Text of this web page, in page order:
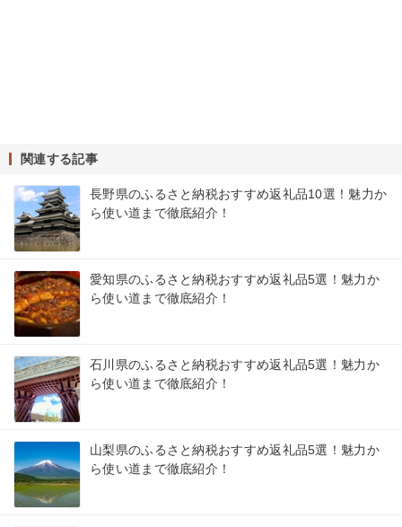
関連する記事
長野県のふるさと納税おすすめ返礼品10選！魅力か
ら使い道まで徹底紹介！
愛知県のふるさと納税おすすめ返礼品5選！魅力か
ら使い道まで徹底紹介！
石川県のふるさと納税おすすめ返礼品5選！魅力か
ら使い道まで徹底紹介！
山梨県のふるさと納税おすすめ返礼品5選！魅力か
ら使い道まで徹底紹介！